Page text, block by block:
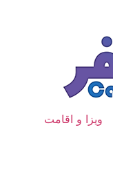
ویزا و اقامت